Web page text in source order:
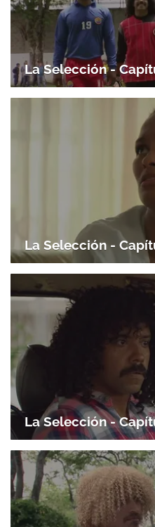
Gracias por
La Selección -
La Selección -
La Selección -